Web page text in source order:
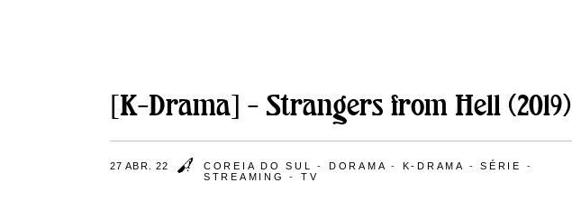
[K-Drama] - Strangers from Hell (2019)
27 ABR. 22 COREIA DO SUL - DORAMA - K-DRAMA -SÉRIE
-
STREAMING
- TV